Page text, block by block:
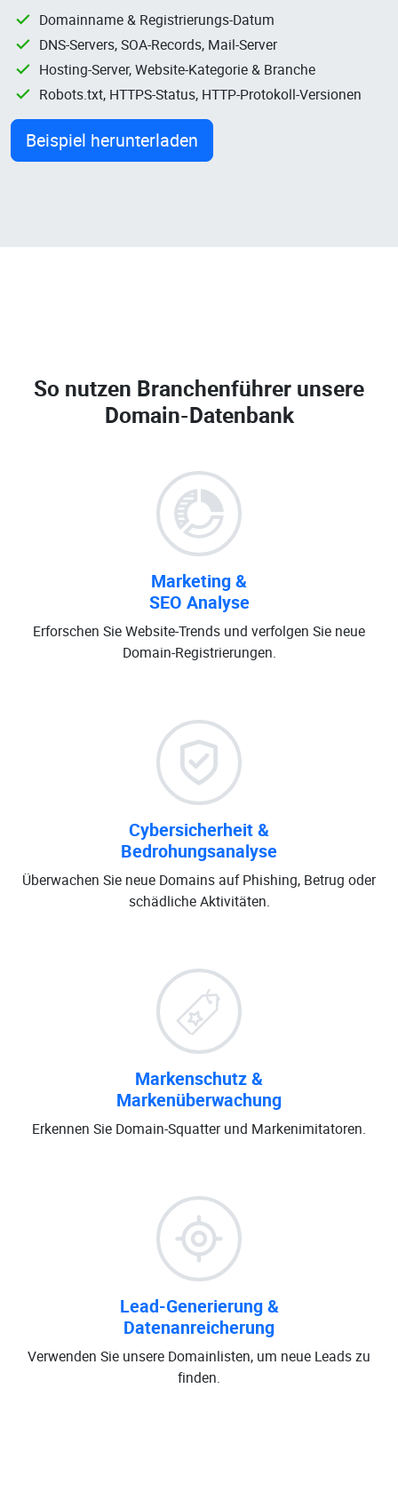
Domainname & Registrierungs-Datum
DNS-Servers, SOA-Records, Mail-Server
Hosting-Server, Website-Kategorie & Branche
Robots.txt, HTTPS-Status, HTTP-Protokoll-Versionen
Beispiel herunterladen
So nutzen Branchenführer unsere
Domain-Datenbank
Marketing &
SEO Analyse
Erforschen Sie Website-Trends und verfolgen Sie neue
Domain-Registrierungen.
Cybersicherheit &
Bedrohungsanalyse
Überwachen Sie neue Domains auf Phishing, Betrug oder
schädliche Aktivitäten.
Markenschutz &
Markenüberwachung
Erkennen Sie Domain-Squatter und Markenimitatoren.
Lead-Generierung &
Datenanreicherung
Verwenden Sie unsere Domainlisten, um neue Leads zu
finden.